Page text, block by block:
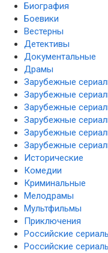
Биография
Боевики
Вестерны
Детективы
Документальные
Драмы
Зарубежные
Зарубежные
Зарубежные
Зарубежные
Зарубежные
Зарубежные
Исторические
Комедии
Криминальные
Мелодрамы
Мультфильмы
Приключения
Российские
Российские